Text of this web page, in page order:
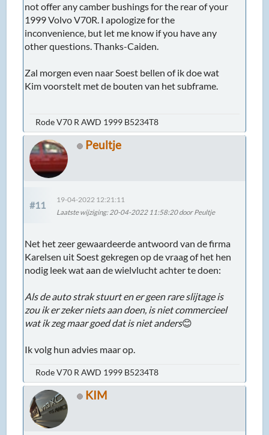
not offer any camber bushings for the rear of your
1999 Volvo V70R. I apologize for the
inconvenience, but let me know if you have any
other questions. Thanks-Caiden.
Zal morgen even naar Soest bellen of ik doe wat
Kim voorstelt met de bouten van het subframe.
Rode V70 R AWD 1999 B5234T8
Peultje
#11
19-04-2022 12:21:11
Laatste wijziging: 20-04-2022 11:58:20 door Peultje
Net het zeer gewaardeerde antwoord van de firma
Karelsen uit Soest gekregen op de vraag of het hen
nodig leek wat aan de wielvlucht achter te doen:
Als de auto strak stuurt en er geen rare slijtage is
zou ik er zeker niets aan doen, is niet commercieel
wat ik zeg maar goed dat is niet anders😊
Ik volg hun advies maar op.
Rode V70 R AWD 1999 B5234T8
KIM